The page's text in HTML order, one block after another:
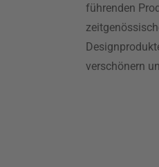
führenden
verschönern